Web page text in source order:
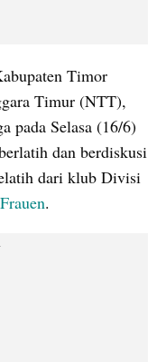
Timor
Timur (NTT),
pada Selasa (16/6)
dan berdiskusi
dari klub Divisi
.